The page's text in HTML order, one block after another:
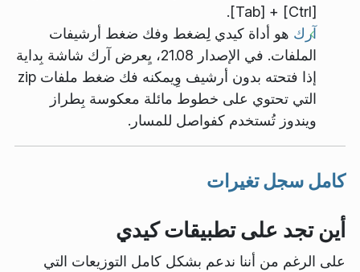
[Ctrl] + [Tab].
آرك هو أداة كيدي لِضغط وفك ضغط أرشيفات
الملفات. في الإصدار 21.08، يِعرض آرك شاشة بِداية
إذا فتحته بدون أرشيف وِيمكنه فك ضغط ملفات zip
التي تحتوي على خطوط مائلة معكوسة بِطراز
ويندوز تُستخدم كفواصل للمسار.
كامل سجل تغيرات
أين تجد على تطبيقات كيدي
على الرغم من أننا ندعم بشكل كامل التوزيعات التي